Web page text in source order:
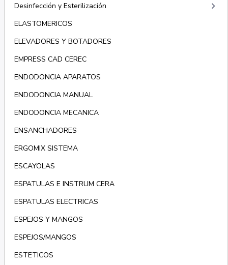
Desinfección y Esterilización keyboard_arrow_right
ELASTOMERICOS
ELEVADORES Y BOTADORES
EMPRESS CAD CEREC
ENDODONCIA APARATOS
ENDODONCIA MANUAL
ENDODONCIA MECANICA
ENSANCHADORES
ERGOMIX SISTEMA
ESCAYOLAS
ESPATULAS E INSTRUM CERA
ESPATULAS ELECTRICAS
ESPEJOS Y MANGOS
ESPEJOS/MANGOS
ESTETICOS